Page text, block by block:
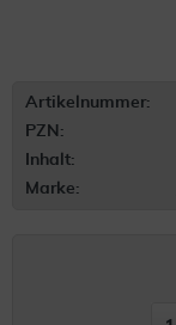
Artikelnummer:
PZN:
Inhalt:
Marke: